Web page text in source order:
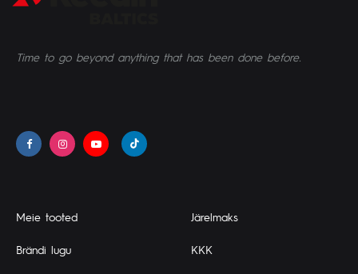
Time to go beyond anything that has been done before.
Meie tooted
Brändi lugu
Järelmaks
KKK